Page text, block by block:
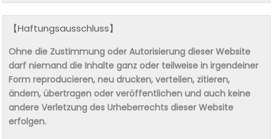
【Haftungsausschluss】
Ohne die Zustimmung oder Autorisierung dieser Website
darf niemand die Inhalte ganz oder teilweise in irgendeiner
Form reproducieren, neu drucken, verteilen, zitieren,
ändern, übertragen oder veröffentlichen und auch keine
andere Verletzung des Urheberrechts dieser Website
erfolgen.